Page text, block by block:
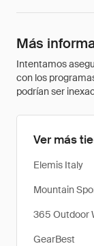
Más
Intentamos
con los
podrían ser
Ver más
Elemis Italy
Mountain
365 Outdoor
GearBest